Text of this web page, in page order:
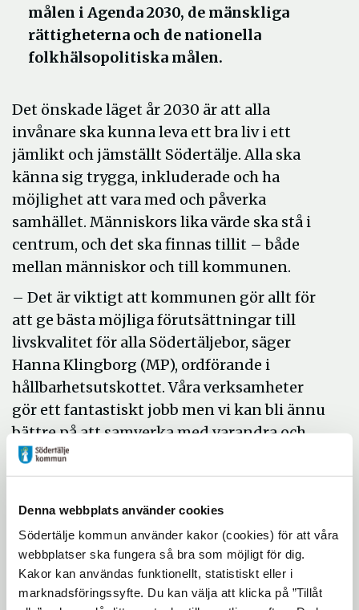
Denna webbplats använder cookies
Södertälje kommun använder kakor (cookies) för att våra
webbplatser ska fungera så bra som möjligt för dig.
Kakor kan användas funktionellt, statistiskt eller i
marknadsföringssyfte. Du kan välja att klicka på ”Tillåt
målen i Agenda 2030, de mänskliga
rättigheterna och de nationella
folkhälsopolitiska målen.
Det önskade läget år 2030 är att alla
invånare ska kunna leva ett bra liv i ett
jämlikt och jämställt Södertälje. Alla ska
känna sig trygga, inkluderade och ha
möjlighet att vara med och påverka
samhället. Människors lika värde ska stå i
centrum, och det ska finnas tillit – både
mellan människor och till kommunen.
– Det är viktigt att kommunen gör allt för
att ge bästa möjliga förutsättningar till
livskvalitet för alla Södertäljebor, säger
Hanna Klingborg (MP), ordförande i
hållbarhetsutskottet. Våra verksamheter
gör ett fantastiskt jobb men vi kan bli ännu
bättre på att samverka med varandra och
andra, och på så sätt bidra till att nå målen
om social hållbarhet.
Medborgardialog inledde
arbetet 2024
Arbetet med att ta fram den nya strategin
inleddes 2024 med bland annat en